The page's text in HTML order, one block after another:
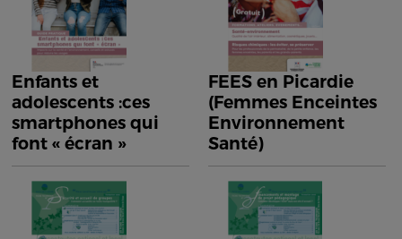
Enfants et
adolescents :ces
smartphones qui
font « écran »
FEES en Picardie
(Femmes Enceintes
Environnement
Santé)